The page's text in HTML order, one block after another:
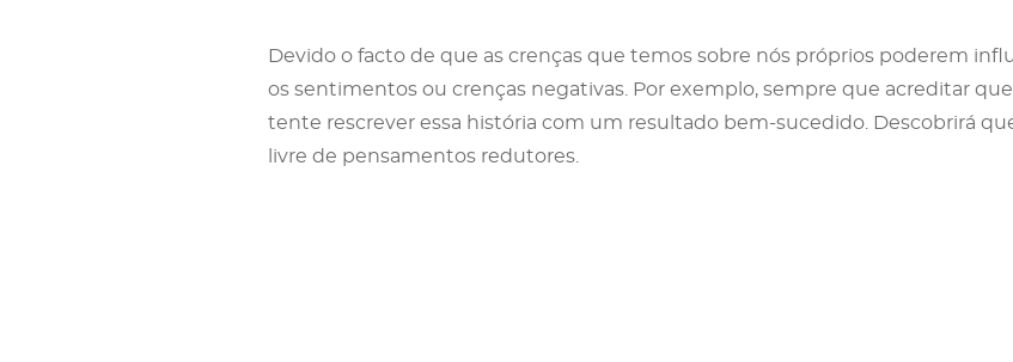
Devido o facto de que as crenças que temos sobre nós próprios poderem
os sentimentos ou crenças negativas. Por exemplo, sempre que acreditar
tente rescrever essa história com um resultado bem-sucedido. Descobrirá
livre de pensamentos redutores.